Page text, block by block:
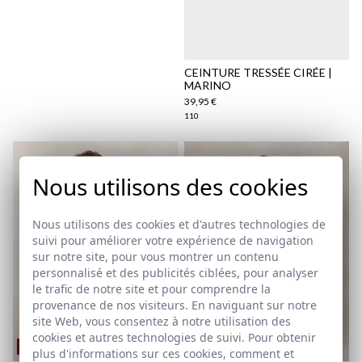
CEINTURE TRESSÉE CIRÉE |
MARINO
39,95 €
110
Nous utilisons des cookies
Nous utilisons des cookies et d'autres technologies de
suivi pour améliorer votre expérience de navigation
sur notre site, pour vous montrer un contenu
personnalisé et des publicités ciblées, pour analyser
le trafic de notre site et pour comprendre la
provenance de nos visiteurs. En naviguant sur notre
site Web, vous consentez à notre utilisation des
cookies et autres technologies de suivi. Pour obtenir
plus d'informations sur ces cookies, comment et